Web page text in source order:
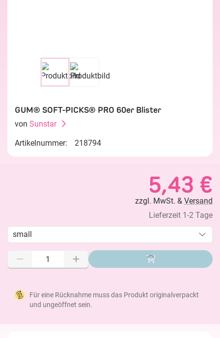
GUM® SOFT-PICKS® PRO 60er Blister
von Sunstar
Artikelnummer: 218794
5,43 €
zzgl. MwSt. & Versand
Lieferzeit 1-2 Tage
small
Für eine Rücknahme muss das Produkt originalverpackt
und ungeöffnet sein.